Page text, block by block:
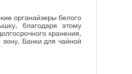
органайзеры белого
благодаря этому
хранения,
Банки для чайной